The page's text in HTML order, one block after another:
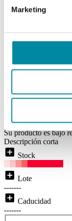
Marketing
VERDE/
Disponibilidad:
Price From:
Su producto es bajo
Descripción corta
add_box Stock
add_box Lote
-------
add_box Caducidad
-------